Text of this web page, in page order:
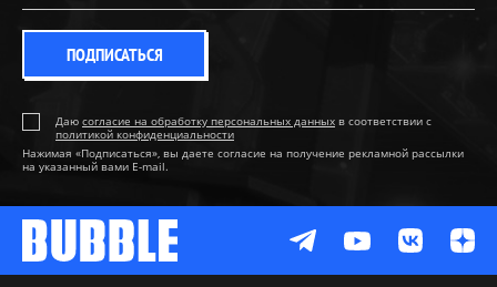
ПОДПИСАТЬСЯ
Даю согласие на обработку персональных данных в соответствии с
политикой конфиденциальности
Нажимая «Подписаться», вы даете согласие на получение рекламной рассылки
на указанный вами E-mail.